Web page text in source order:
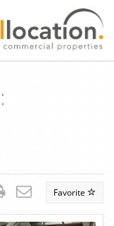
Favorite